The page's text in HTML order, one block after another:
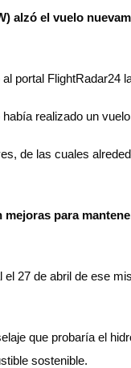
alzó el vuelo
portal
realizado un
de las cuales
para
27 de abril de ese
que probaría el
sostenible.